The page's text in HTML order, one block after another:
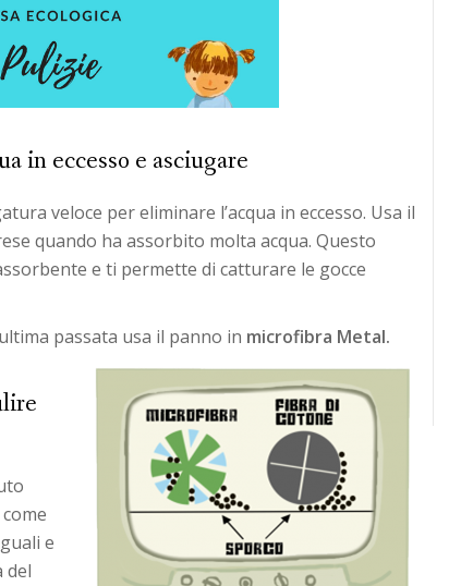
in eccesso e asciugare
veloce per eliminare l’acqua in eccesso. Usa il
quando ha assorbito molta acqua. Questo
e ti permette di catturare le gocce
passata usa il panno in microfibra Metal.
e
del